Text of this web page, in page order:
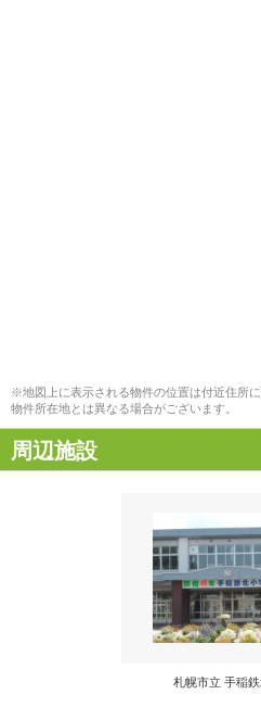
※地図上に表示される物件の位置は付近住所
物件所在地とは異なる場合がございます。
周辺施設
札幌市立 手稲